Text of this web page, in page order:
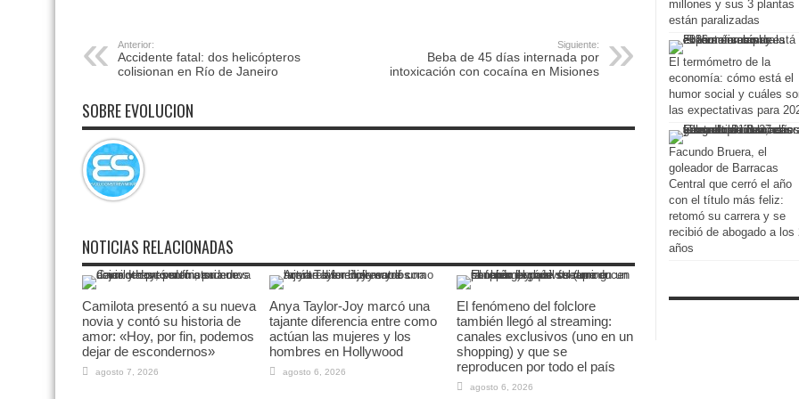
Anterior:
Accidente fatal: dos helicópteros
colisionan en Río de Janeiro
Siguiente:
Beba de 45 días internada por
intoxicación con cocaína en Misiones
SOBRE EVOLUCION
NOTICIAS RELACIONADAS
Camilota presentó a su nueva
novia y contó su historia de
amor: «Hoy, por fin, podemos
dejar de escondernos»
agosto 7, 2026
Anya Taylor-Joy marcó una
tajante diferencia entre como
actúan las mujeres y los
hombres en Hollywood
agosto 6, 2026
El fenómeno del folclore
también llegó al streaming:
canales exclusivos (uno en un
shopping) y que se
reproducen por todo el país
agosto 6, 2026
millones y sus 3 plantas
están paralizadas
El termómetro de la
economía: cómo está el
humor social y cuáles
las expectativas para
Facundo Bruera, el
goleador de Barracas
Central que cerró el año
con el título más feliz:
retomó su carrera y se
recibió de abogado a los
años